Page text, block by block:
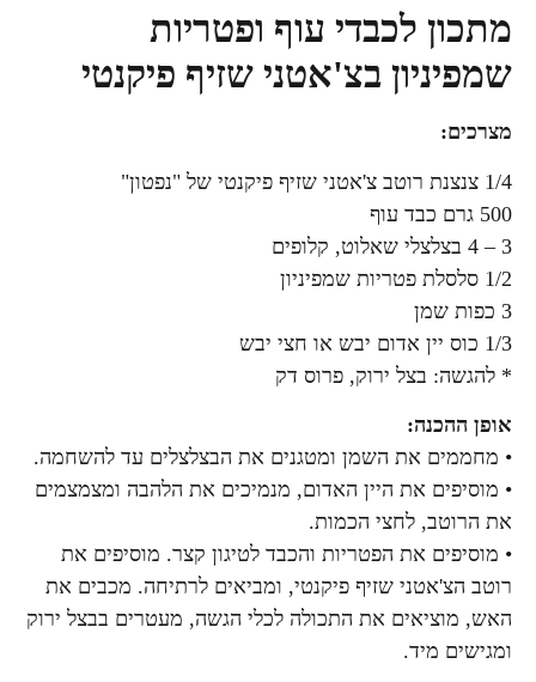
מתכון לכבדי עוף ופטריות
שמפיניון בצ'אטני שזיף פיקנטי
מצרכים:
1/4 צנצנת רוטב צ'אטני שזיף פיקנטי של "נפטון"
500 גרם כבד עוף
3 – 4 בצלצלי שאלוט, קלופים
1/2 סלסלת פטריות שמפיניון
3 כפות שמן
1/3 כוס יין אדום יבש או חצי יבש
* להגשה: בצל ירוק, פרוס דק
אופן ההכנה:
• מחממים את השמן ומטגנים את הבצלצלים עד להשחמה.
• מוסיפים את היין האדום, מנמיכים את הלהבה ומצמצמים
את הרוטב, לחצי הכמות.
• מוסיפים את הפטריות והכבד לטיגון קצר. מוסיפים את
רוטב הצ'אטני שזיף פיקנטי, ומביאים לרתיחה. מכבים את
האש, מוציאים את התכולה לכלי הגשה, מעטרים בבצל ירוק
ומגישים מיד.